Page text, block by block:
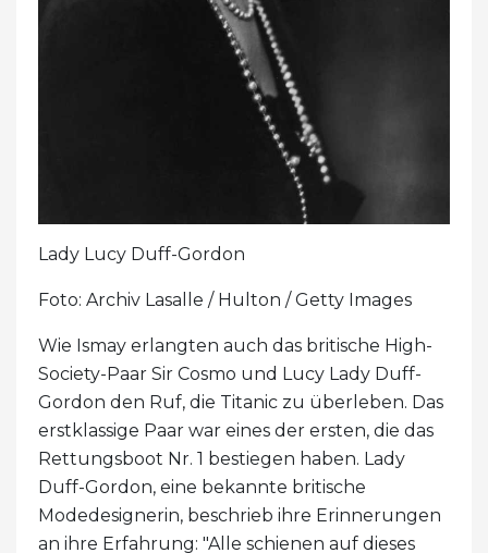
Lady Lucy Duff-Gordon
Foto: Archiv Lasalle / Hulton / Getty Images
Wie Ismay erlangten auch das britische High-
Society-Paar Sir Cosmo und Lucy Lady Duff-
Gordon den Ruf, die Titanic zu überleben. Das
erstklassige Paar war eines der ersten, die das
Rettungsboot Nr. 1 bestiegen haben. Lady
Duff-Gordon, eine bekannte britische
Modedesignerin, beschrieb ihre Erinnerungen
an ihre Erfahrung: "Alle schienen auf dieses